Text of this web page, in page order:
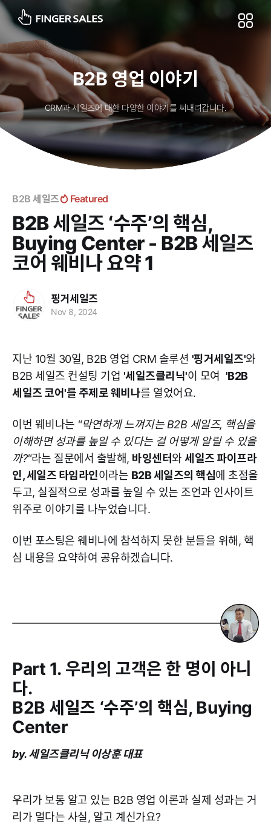
B2B 영업 이야기
CRM과 세일즈에 대한 다양한 이야기를 써내려갑니다.
B2B 세일즈 Featured
B2B 세일즈 ‘수주’의 핵심,
Buying Center - B2B 세일즈
코어 웨비나 요약 1
핑거세일즈
Nov 8, 2024
지난 10월 30일, B2B 영업 CRM 솔루션 '핑거세일즈'와
B2B 세일즈 컨설팅 기업 '세일즈클리닉'이 모여 'B2B
세일즈 코어'를 주제로 웨비나를 열었어요.
이번 웨비나는 "막연하게 느껴지는 B2B 세일즈, 핵심을
이해하면 성과를 높일 수 있다는 걸 어떻게 알릴 수 있을
까?"라는 질문에서 출발해, 바잉센터와 세일즈 파이프라
인, 세일즈 타임라인이라는 B2B 세일즈의 핵심에 초점을
두고, 실질적으로 성과를 높일 수 있는 조언과 인사이트
위주로 이야기를 나누었습니다.
이번 포스팅은 웨비나에 참석하지 못한 분들을 위해, 핵
심 내용을 요약하여 공유하겠습니다.
Part 1. 우리의 고객은 한 명이 아니
다.
B2B 세일즈 ‘수주’의 핵심, Buying
Center
by. 세일즈클리닉 이상훈 대표
우리가 보통 알고 있는 B2B 영업 이론과 실제 성과는 거
리가 멀다는 사실, 알고 계신가요?